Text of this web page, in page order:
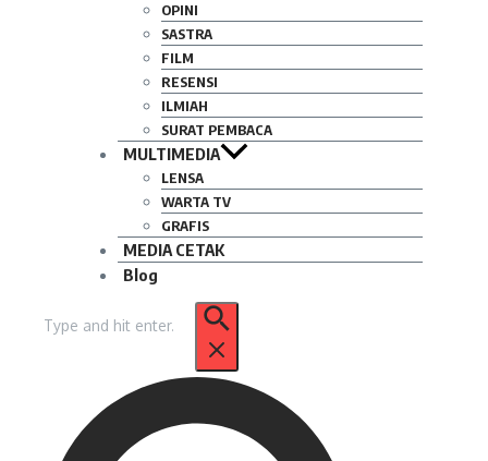
OPINI
SASTRA
FILM
RESENSI
ILMIAH
SURAT PEMBACA
MULTIMEDIA
LENSA
WARTA TV
GRAFIS
MEDIA CETAK
Blog
untuk: